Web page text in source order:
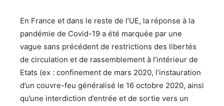
En France et dans le reste de l’UE, la réponse à la
pandémie de Covid-19 a été marquée par une
vague sans précédent de restrictions des libertés
de circulation et de rassemblement à l’intérieur de
Etats (ex : confinement de mars 2020, l’instauration
d’un couvre-feu généralisé le 16 octobre 2020, ainsi
qu’une interdiction d’entrée et de sortie vers un